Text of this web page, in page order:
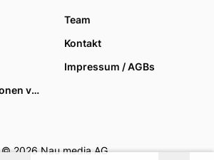
Team
Kontakt
Impressum / AGBs
Datenschutzoptionen verwalten
© 2026 Nau media AG